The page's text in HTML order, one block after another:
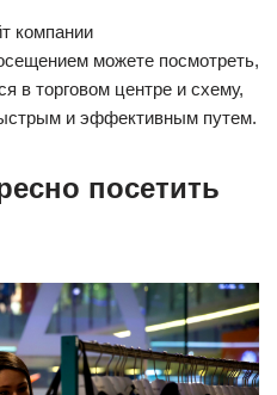
компании
можете посмотреть,
в торговом центре и схему,
и эффективным путем.
посетить